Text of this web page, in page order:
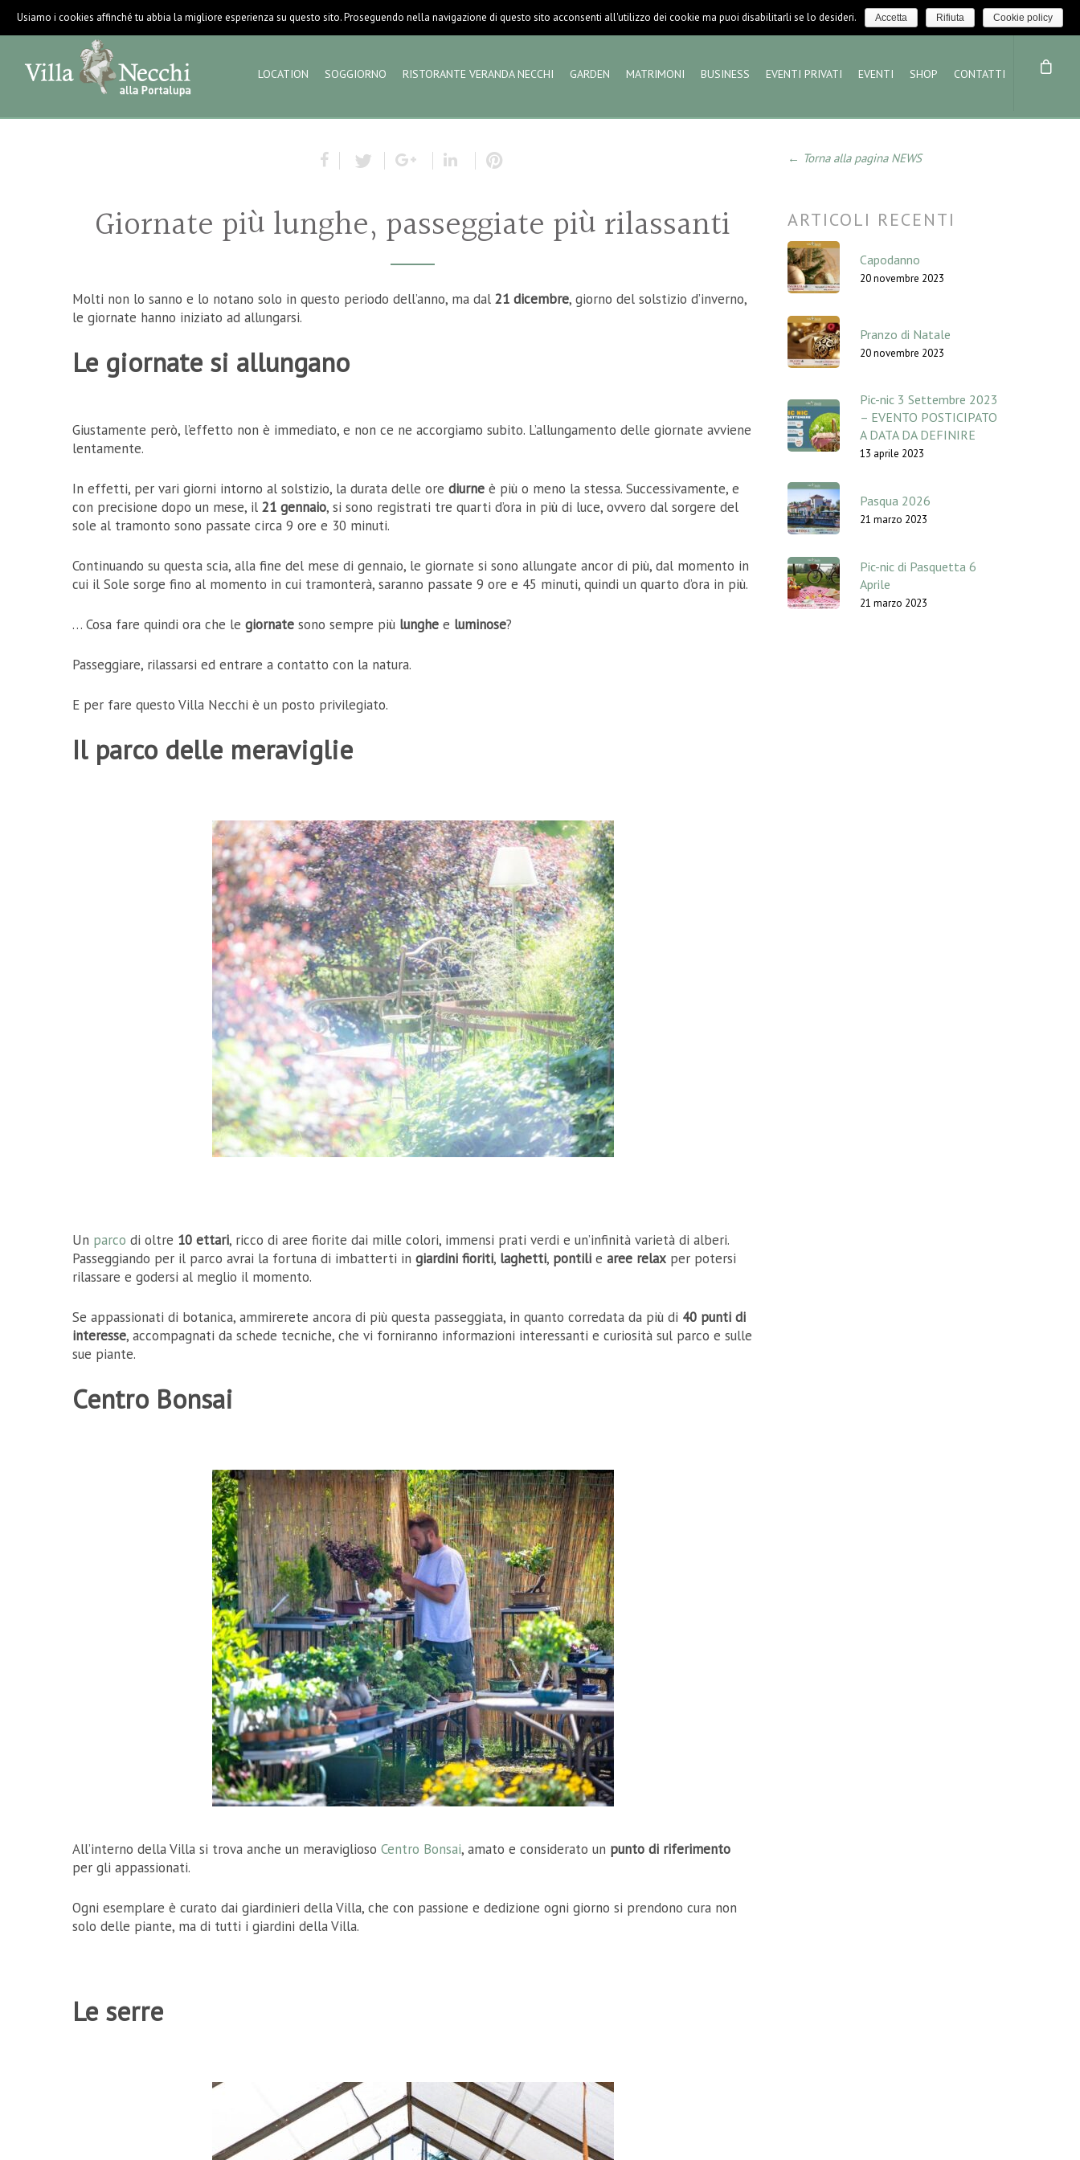
LOGIN / LOGOUT NEWS
LOCATION SOGGIORNO RISTORANTE VERANDA NECCHI GARDEN MATRIMONI BUSINESS EVENTI PRIVATI EVENTI SHOP CONTATTI
Giornate più lunghe, passeggiate più rilassanti
Molti non lo sanno e lo notano solo in questo periodo dell’anno, ma dal 21 dicembre, giorno del solstizio d’inverno,
le giornate hanno iniziato ad allungarsi.
Le giornate si allungano
Giustamente però, l’effetto non è immediato, e non ce ne accorgiamo subito. L’allungamento delle giornate avviene
lentamente.
In effetti, per vari giorni intorno al solstizio, la durata delle ore diurne è più o meno la stessa. Successivamente, e
con precisione dopo un mese, il 21 gennaio, si sono registrati tre quarti d’ora in più di luce, ovvero dal sorgere del
sole al tramonto sono passate circa 9 ore e 30 minuti.
Continuando su questa scia, alla fine del mese di gennaio, le giornate si sono allungate ancor di più, dal momento in
cui il Sole sorge fino al momento in cui tramonterà, saranno passate 9 ore e 45 minuti, quindi un quarto d’ora in più.
… Cosa fare quindi ora che le giornate sono sempre più lunghe e luminose?
Passeggiare, rilassarsi ed entrare a contatto con la natura.
E per fare questo Villa Necchi è un posto privilegiato.
Il parco delle meraviglie
Un parco di oltre 10 ettari, ricco di aree fiorite dai mille colori, immensi prati verdi e un’infinità varietà di alberi.
Passeggiando per il parco avrai la fortuna di imbatterti in giardini fioriti, laghetti, pontili e aree relax per potersi
rilassare e godersi al meglio il momento.
Se appassionati di botanica, ammirerete ancora di più questa passeggiata, in quanto corredata da più di 40 punti di
interesse, accompagnati da schede tecniche, che vi forniranno informazioni interessanti e curiosità sul parco e sulle
sue piante.
Centro Bonsai
All’interno della Villa si trova anche un meraviglioso Centro Bonsai, amato e considerato un punto di riferimento
per gli appassionati.
Ogni esemplare è curato dai giardinieri della Villa, che con passione e dedizione ogni giorno si prendono cura non
solo delle piante, ma di tutti i giardini della Villa.
Le serre
← Torna alla pagina NEWS
ARTICOLI RECENTI
Capodanno
20 novembre 2023
Pranzo di Natale
20 novembre 2023
Pic-nic 3 Settembre 2023
– EVENTO POSTICIPATO
A DATA DA DEFINIRE
13 aprile 2023
Pasqua 2026
21 marzo 2023
Pic-nic di Pasquetta 6
Aprile
21 marzo 2023
Usiamo i cookies affinché tu abbia la migliore esperienza su questo sito. Proseguendo nella navigazione di questo sito acconsenti all'utilizzo dei cookie ma puoi disabilitarli se lo desideri. Accetta Rifiuta Cookie policy